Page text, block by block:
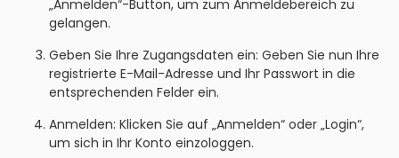
„Anmelden“-Button, um zum Anmeldebereich zu
gelangen.
Geben Sie Ihre Zugangsdaten ein: Geben Sie nun Ihre
registrierte E-Mail-Adresse und Ihr Passwort in die
entsprechenden Felder ein.
Anmelden: Klicken Sie auf „Anmelden“ oder „Login“,
um sich in Ihr Konto einzologgen.